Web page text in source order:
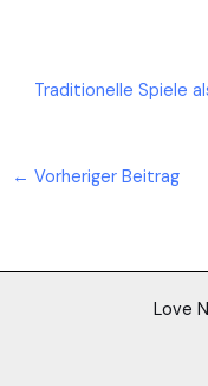
Traditionelle Spiele
← Vorheriger Beitrag
Love